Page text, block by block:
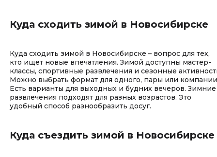
Куда сходить зимой в Новосибирске
Куда сходить зимой в Новосибирске – вопрос для тех,
кто ищет новые впечатления. Зимой доступны мастер-
классы, спортивные развлечения и сезонные
Можно выбрать формат для одного, пары или
Есть варианты для выходных и будних вечеров. Зимние
развлечения подходят для разных возрастов. Это
удобный способ разнообразить досуг.
Куда съездить зимой в Новосибирске